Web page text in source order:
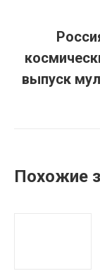
выпуск
Похожие